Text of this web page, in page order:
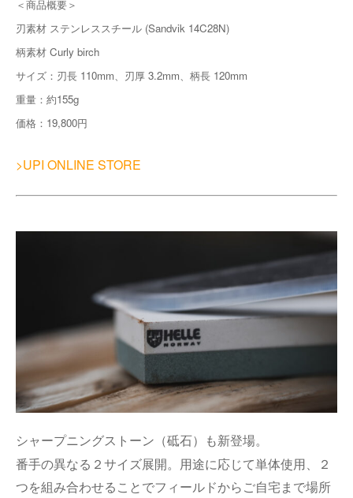
＜商品概要＞
刃素材 ステンレススチール (Sandvik 14C28N)
柄素材 Curly birch
サイズ：刃長 110mm、刃厚 3.2mm、柄長 120mm
重量：約155g
価格：19,800円
>UPI ONLINE STORE
シャープニングストーン（砥石）も新登場。
番手の異なる２サイズ展開。用途に応じて単体使用、２
つを組み合わせることでフィールドからご自宅まで場所